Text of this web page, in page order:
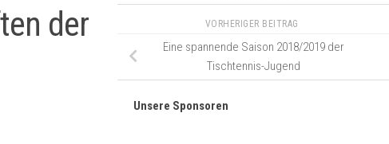
der
VORHERIGER BEITRAG
Eine spannende Saison 2018/2019 der
Tischtennis-Jugend
Unsere Sponsoren